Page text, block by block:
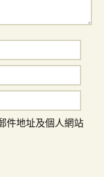
件地址及個人網站